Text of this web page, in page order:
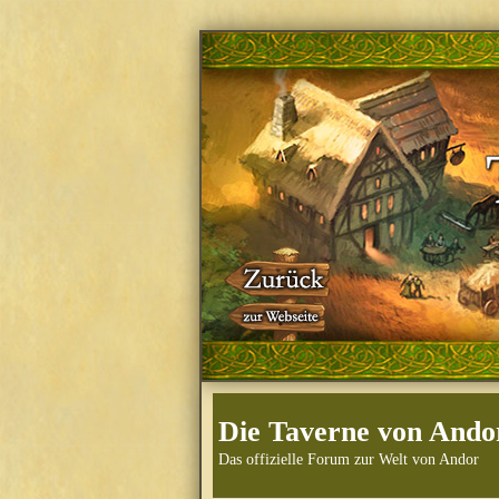
Die Taverne von
Das offizielle Forum zur Welt von Andor